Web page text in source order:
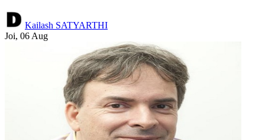
Kailash SATYARTHI
Joi, 06 Aug